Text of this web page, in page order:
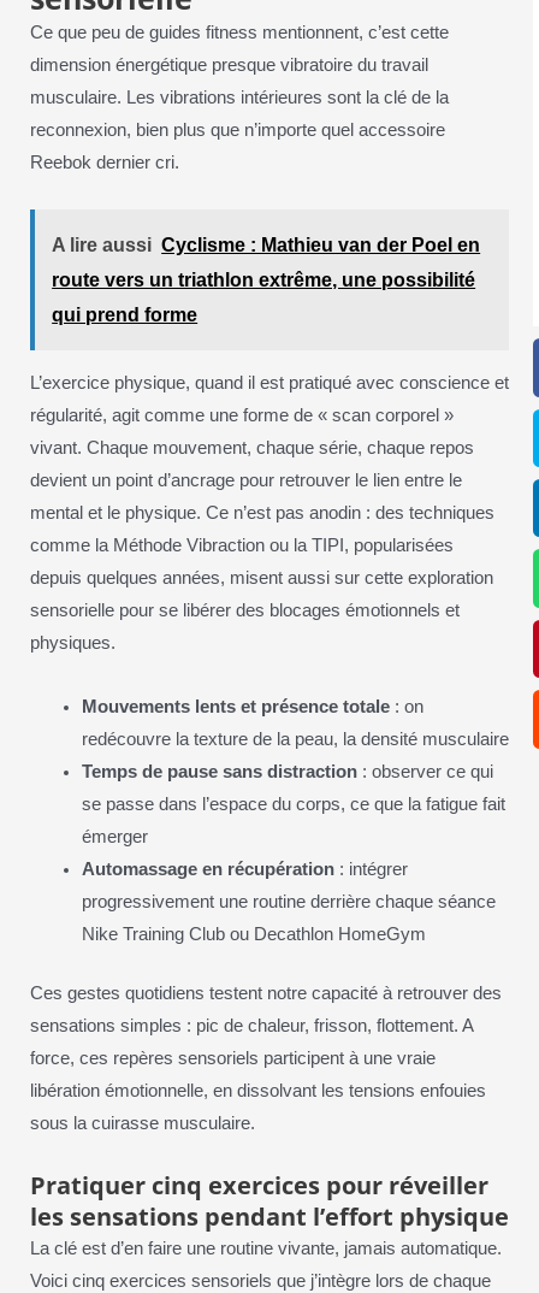
Ce que peu de guides fitness mentionnent, c’est cette
dimension énergétique presque vibratoire du travail
musculaire. Les vibrations intérieures sont la clé de la
reconnexion, bien plus que n’importe quel accessoire
Reebok dernier cri.
A lire aussi Cyclisme : Mathieu van der Poel en
route vers un triathlon extrême, une possibilité
qui prend forme
L’exercice physique, quand il est pratiqué avec conscience et
régularité, agit comme une forme de « scan corporel »
vivant. Chaque mouvement, chaque série, chaque repos
devient un point d’ancrage pour retrouver le lien entre le
mental et le physique. Ce n’est pas anodin : des techniques
comme la Méthode Vibraction ou la TIPI, popularisées
depuis quelques années, misent aussi sur cette exploration
sensorielle pour se libérer des blocages émotionnels et
physiques.
Mouvements lents et présence totale : on
redécouvre la texture de la peau, la densité musculaire
Temps de pause sans distraction : observer ce qui
se passe dans l’espace du corps, ce que la fatigue fait
émerger
Automassage en récupération : intégrer
progressivement une routine derrière chaque séance
Nike Training Club ou Decathlon HomeGym
Ces gestes quotidiens testent notre capacité à retrouver des
sensations simples : pic de chaleur, frisson, flottement. A
force, ces repères sensoriels participent à une vraie
libération émotionnelle, en dissolvant les tensions enfouies
sous la cuirasse musculaire.
Pratiquer cinq exercices pour réveiller
les sensations pendant l’effort physique
La clé est d’en faire une routine vivante, jamais automatique.
Voici cinq exercices sensoriels que j’intègre lors de chaque